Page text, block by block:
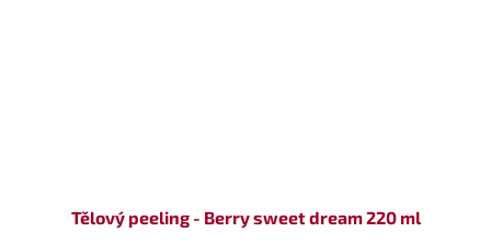
Tělový peeling - Berry sweet dream 220 ml